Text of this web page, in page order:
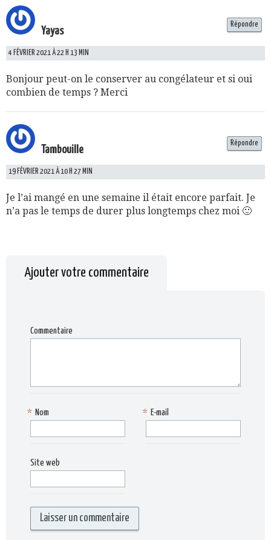
Yayas
4 FÉVRIER 2021 À 22 H 13 MIN
Bonjour peut-on le conserver au congélateur et si oui
combien de temps ? Merci
Répondre
Tambouille
19 FÉVRIER 2021 À 10 H 27 MIN
Je l’ai mangé en une semaine il était encore parfait. Je
n’a pas le temps de durer plus longtemps chez moi 🙂
Répondre
Ajouter votre commentaire
Commentaire
Nom
* E-mail
*
Site web